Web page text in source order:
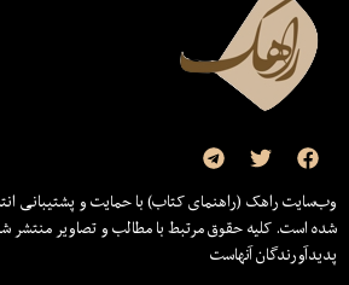
وب‌سایت راهک (راهنمای کتاب) با حمایت و پشتیبانی
شده است. کلیه حقوق مرتبط با مطالب و تصاویر منتشر
پدیدآورندگان آنهاست